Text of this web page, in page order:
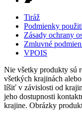
Tiráž
Podmienky
Zásady ochrany
Zmluvné
VPOIS
Nie všetky produkty sú
všetkých krajinách
líšiť v závislosti od
jeho dostupnosti
krajine. Obrázky